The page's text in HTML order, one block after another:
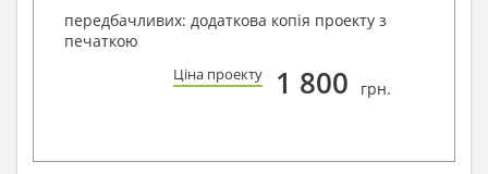
передбачливих: додаткова копія проекту з
печаткою
Ціна проекту 1 800 грн.